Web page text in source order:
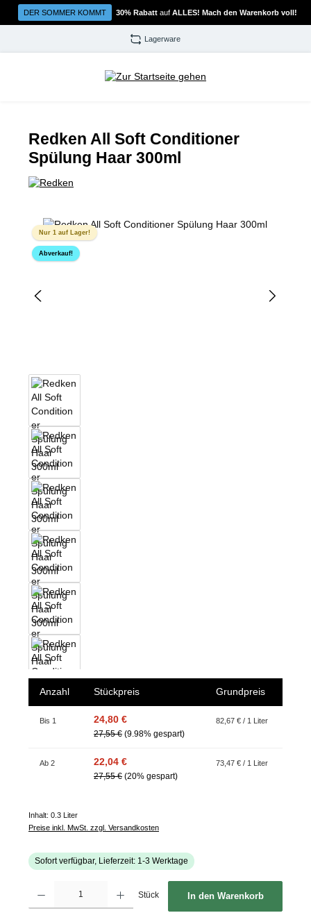
Zum Hauptinhalt springen
DER SOMMER KOMMT 30% Rabatt auf ALLES! Mach den Warenkorb voll!
Lagerware
Redken All Soft Conditioner
Spülung Haar 300ml
Bildergalerie überspringen
Nur 1 auf Lager!
Abverkauf!
Anzahl Stückpreis Grundpreis
Bis 1 24,80 €
27,55 € (9.98% gespart)
82,67 € / 1 Liter
Ab 2 22,04 €
27,55 € (20% gespart)
73,47 € / 1 Liter
Inhalt: 0.3 Liter
Preise inkl. MwSt. zzgl. Versandkosten
Sofort verfügbar, Lieferzeit: 1-3 Werktage
Stück In den Warenkorb